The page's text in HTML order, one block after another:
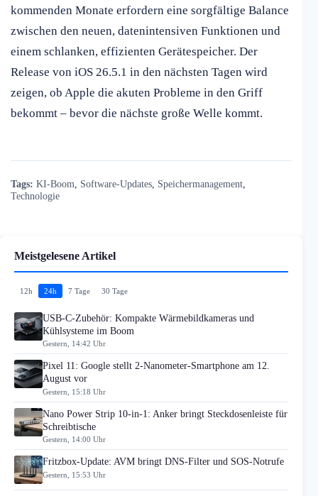
kommenden Monate erfordern eine sorgfältige Balance
zwischen den neuen, datenintensiven Funktionen und
einem schlanken, effizienten Gerätespeicher. Der
Release von iOS 26.5.1 in den nächsten Tagen wird
zeigen, ob Apple die akuten Probleme in den Griff
bekommt – bevor die nächste große Welle kommt.
Tags: KI-Boom Software-Updates Speichermanagement
Technologie
Meistgelesene Artikel
12h 24h 7 Tage 30 Tage
USB-C-Zubehör: Kompakte Wärmebildkameras und
Kühlsysteme im Boom
Gestern, 14:42 Uhr
Pixel 11: Google stellt 2-Nanometer-Smartphone am 12.
August vor
Gestern, 15:18 Uhr
Nano Power Strip 10-in-1: Anker bringt Steckdosenleiste für
Schreibtische
Gestern, 14:00 Uhr
Fritzbox-Update: AVM bringt DNS-Filter und SOS-Notrufe
Gestern, 15:53 Uhr